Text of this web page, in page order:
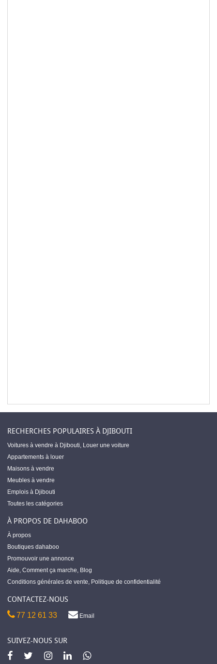
RECHERCHES POPULAIRES À DJIBOUTI
Voitures à vendre à Djibouti, Louer une voiture
Appartements à louer
Maisons à vendre
Meubles à vendre
Emplois à Djibouti
Toutes les catégories
À PROPOS DE DAHABOO
À propos
Boutiques dahaboo
Promouvoir une annonce
Aide, Comment ça marche, Blog
Conditions générales de vente, Politique de confidentialité
CONTACTEZ-NOUS
77 12 61 33 Email
SUIVEZ-NOUS SUR